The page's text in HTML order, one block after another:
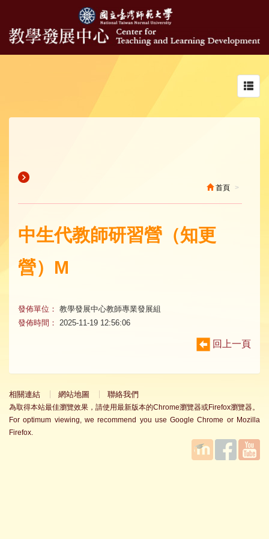
首頁
中生代教師研習營（知更
營）M
發佈單位： 教學發展中心教師專業發展組
發佈時間：
2025-11-19 12:56:06
回上一頁
相關連結 網站地圖 聯絡我們
為取得本站最佳瀏覽效果，請使用最新版本的Chrome瀏覽器或Firefox瀏覽器。
For optimum viewing, we recommend you use Google Chrome or Mozilla
Firefox.